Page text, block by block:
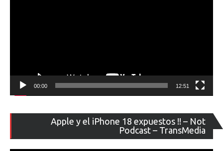
00:00 12:51
Apple y el iPhone 18 expuestos !! – Not
Podcast – TransMedia
de